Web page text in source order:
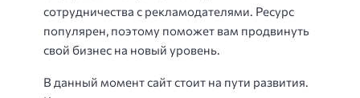
сотрудничества с рекламодателями. Ресурс
популярен, поэтому поможет вам продвинуть
свой бизнес на новый уровень.
В данный момент сайт стоит на пути развития.